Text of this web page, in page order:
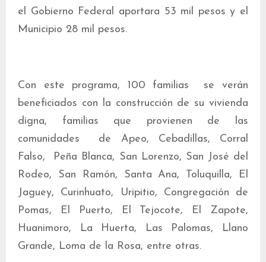
el Gobierno Federal aportara 53 mil pesos y el
Municipio 28 mil pesos.
Con este programa, 100 familias se verán
beneficiados con la construcción de su vivienda
digna, familias que provienen de las
comunidades de Apeo, Cebadillas, Corral
Falso, Peña Blanca, San Lorenzo, San José del
Rodeo, San Ramón, Santa Ana, Toluquilla, El
Jaguey, Curinhuato, Uripitio, Congregación de
Pomas, El Puerto, El Tejocote, El Zapote,
Huanimoro, La Huerta, Las Palomas, Llano
Grande, Loma de la Rosa, entre otras.